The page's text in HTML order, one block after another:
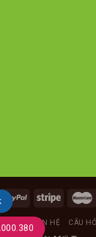
LIÊN HỆ CÂU